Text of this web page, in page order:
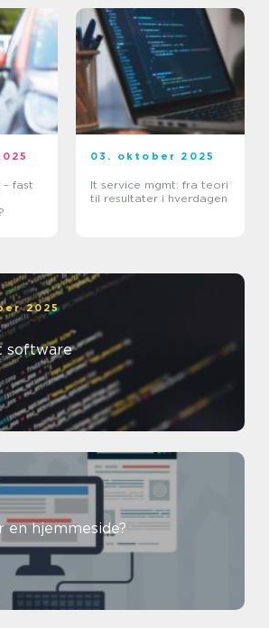
fast
03. oktober 2025
It service mgmt: fra teori
til resultater i hverdagen
2025
software
en hjemmeside?